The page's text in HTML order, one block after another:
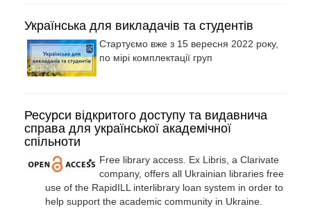
Українська для викладачів та студентів
Стартуємо вже з 15 вересня 2022 року,
по мірі комплектації груп
Ресурси відкритого доступу та видавнича
справа для української академічної
спільноти
Free library access. Ex Libris, a Clarivate
company, offers all Ukrainian libraries free
use of the RapidILL interlibrary loan system in order to
help support the academic community in Ukraine.